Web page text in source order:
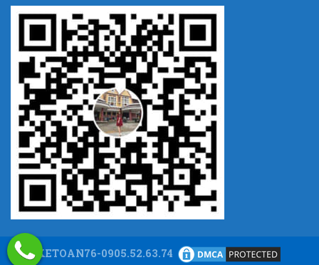
KETOAN76-0905.52.63.74